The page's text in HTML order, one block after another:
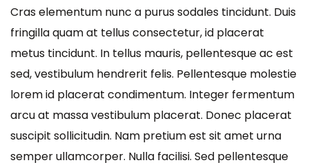
Cras elementum nunc a purus sodales tincidunt. Duis
fringilla quam at tellus consectetur, id placerat
metus tincidunt. In tellus mauris, pellentesque ac est
sed, vestibulum hendrerit felis. Pellentesque molestie
lorem id placerat condimentum. Integer fermentum
arcu at massa vestibulum placerat. Donec placerat
suscipit sollicitudin. Nam pretium est sit amet urna
semper ullamcorper. Nulla facilisi. Sed pellentesque